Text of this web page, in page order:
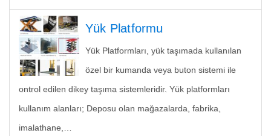
Yük Platformu
Yük Platformları, yük taşımada kullanılan
özel bir kumanda veya buton sistemi ile
ontrol edilen dikey taşıma sistemleridir. Yük platformları
kullanım alanları; Deposu olan mağazalarda, fabrika,
imalathane,…